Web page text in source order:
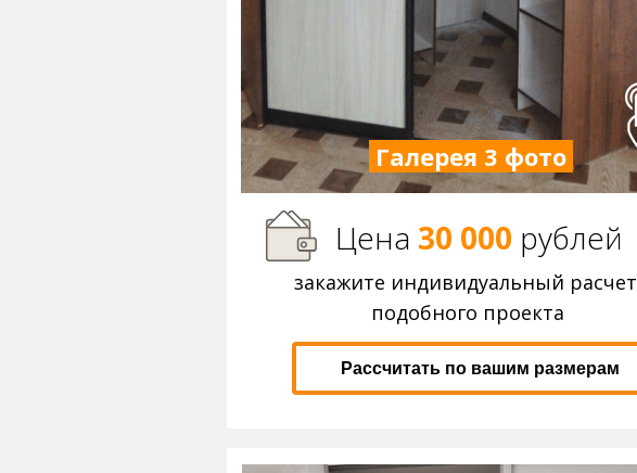
Рассчитать по вашим размерам
Галерея 3 фото
закажите индивидуальный расчет
подобного проекта
Цена 30 000 рублей